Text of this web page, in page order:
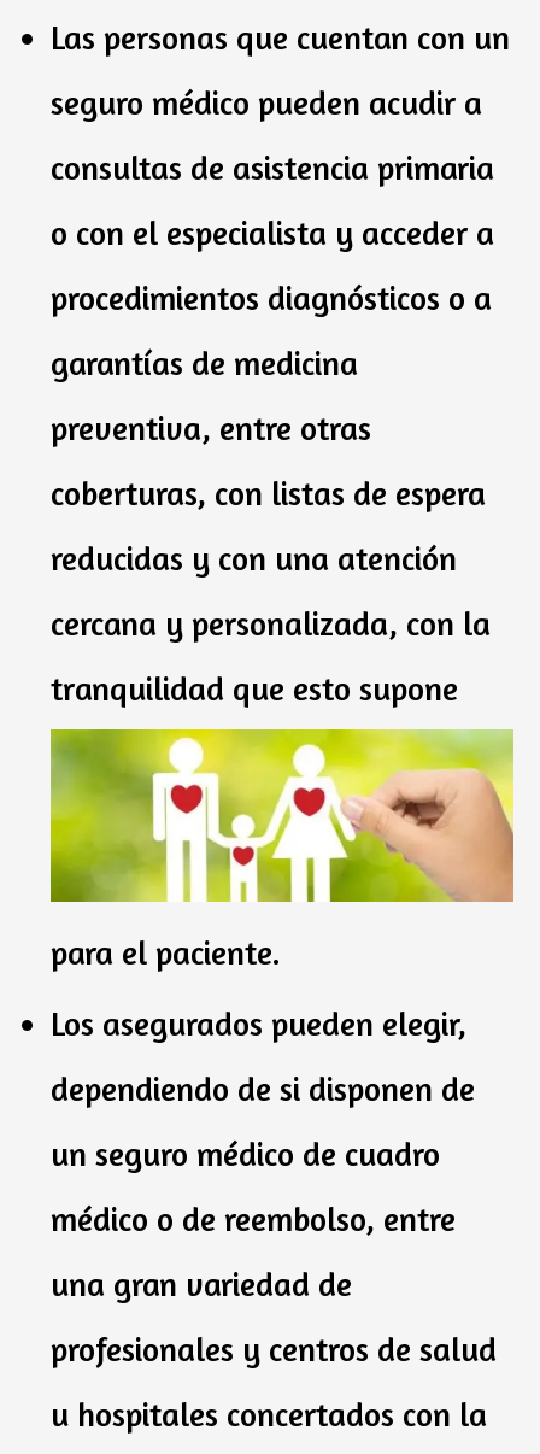
Las personas que cuentan con un
seguro médico pueden acudir a
consultas de asistencia primaria
o con el especialista y acceder a
procedimientos diagnósticos o a
garantías de medicina
preventiva, entre otras
coberturas, con listas de espera
reducidas y con una atención
cercana y personalizada, con la
tranquilidad que esto supone
para el paciente.
Los asegurados pueden elegir,
dependiendo de si disponen de
un seguro médico de cuadro
médico o de reembolso, entre
una gran variedad de
profesionales y centros de salud
u hospitales concertados con la